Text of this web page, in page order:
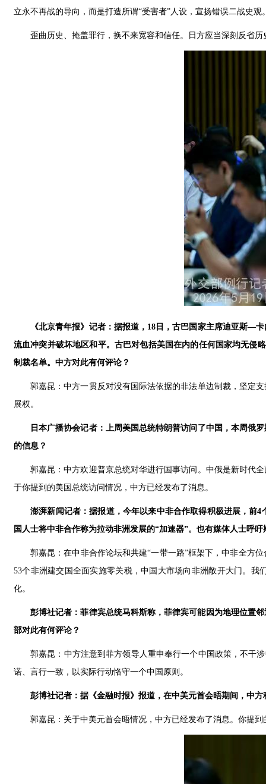
立永不再战的导向，而是打造所谓“受害者”人设，宣扬错误二战史
歪曲历史、掩盖罪行，换不来宽容和信任。日方应当深刻反省
《北京青年报》记者：据报道，18日，古巴国家主席迪亚斯—
流血冲突并破坏地区和平。古巴对包括美国在内的任何国家均无侵
制裁名单。中方对此有何评论？
郭嘉昆：中方一贯反对没有国际法依据的非法单边制裁，坚定
展权。
日本广播协会记者：上周美国总统特朗普访问了中国，本周俄
的信息？
郭嘉昆：中方欢迎普京总统对华进行国事访问。中俄是新时代
于你提到的美国总统访问情况，中方已经发布了消息。
澎湃新闻记者：据报道，今年以来中非合作取得积极进展，前
国人士将中非合作称为拉动非洲发展的“加速器”。也有媒体人士呼
郭嘉昆：在中非合作论坛和共建“一带一路”框架下，中非全方
53个非洲建交国全面实施零关税，中国大市场向非洲敞开大门。
化。
彭博社记者：菲律宾总统马科斯称，菲律宾可能因为地理位置
部对此有何评论？
郭嘉昆：中方注意到菲方领导人重申奉行一个中国政策，不干
诺、言行一致，以实际行动恪守一个中国原则。
彭博社记者：据《金融时报》报道，在中美元首会晤期间，中
郭嘉昆：关于中美元首会晤情况，中方已经发布了消息。你提